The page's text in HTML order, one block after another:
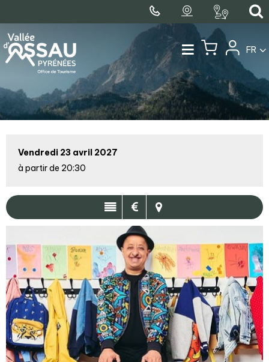
FR
Vendredi 23 avril 2027
à partir de 20:30